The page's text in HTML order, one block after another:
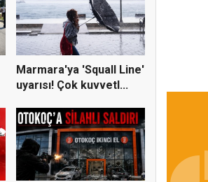
Marmara'ya 'Squall Line'
uyarısı! Çok kuvvetl...